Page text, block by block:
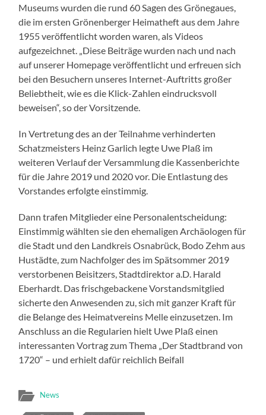
Museums wurden die rund 60 Sagen des Grönegaues,
die im ersten Grönenberger Heimatheft aus dem Jahre
1955 veröffentlicht worden waren, als Videos
aufgezeichnet. „Diese Beiträge wurden nach und nach
auf unserer Homepage veröffentlicht und erfreuen sich
bei den Besuchern unseres Internet-Auftritts großer
Beliebtheit, wie es die Klick-Zahlen eindrucksvoll
beweisen“, so der Vorsitzende.
In Vertretung des an der Teilnahme verhinderten
Schatzmeisters Heinz Garlich legte Uwe Plaß im
weiteren Verlauf der Versammlung die Kassenberichte
für die Jahre 2019 und 2020 vor. Die Entlastung des
Vorstandes erfolgte einstimmig.
Dann trafen Mitglieder eine Personalentscheidung:
Einstimmig wählten sie den ehemaligen Archäologen für
die Stadt und den Landkreis Osnabrück, Bodo Zehm aus
Hustädte, zum Nachfolger des im Spätsommer 2019
verstorbenen Beisitzers, Stadtdirektor a.D. Harald
Eberhardt. Das frischgebackene Vorstandsmitglied
sicherte den Anwesenden zu, sich mit ganzer Kraft für
die Belange des Heimatvereins Melle einzusetzen. Im
Anschluss an die Regularien hielt Uwe Plaß einen
interessanten Vortrag zum Thema „Der Stadtbrand von
1720“ – und erhielt dafür reichlich Beifall
News